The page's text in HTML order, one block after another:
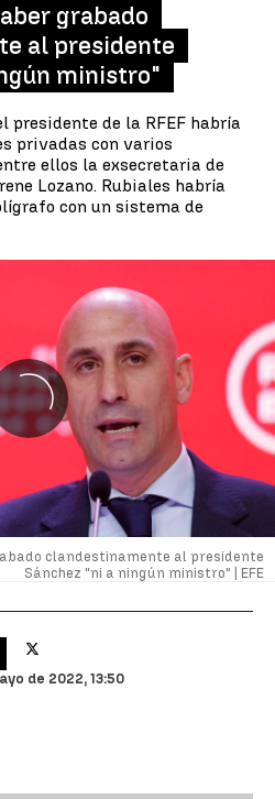
grabado
al presidente
ministro"
presidente de la RFEF habría
privadas con varios
ellos la exsecretaria de
Lozano. Rubiales habría
con un sistema de
clandestinamente al presidente
Sánchez "ni a ningún ministro" | EFE
de 2022, 13:50